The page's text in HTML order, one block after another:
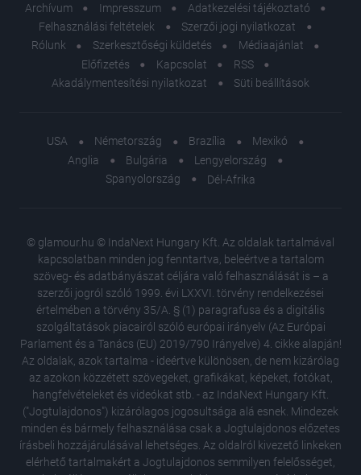
Archívum Impresszum
Adatkezelési tájékoztató
Felhasználási feltételek
Szerzői jogi nyilatkozat
Rólunk
Szerkesztőségi küldetés
Médiaajánlat
Előfizetés
Kapcsolat
RSS
Akadálymentesítési nyilatkozat
Süti beállítások
USA Németország Brazília
Mexikó
Anglia
Bulgária
Lengyelország
Spanyolország
Dél-Afrika
© glamour.hu © IndaNext Hungary Kft. Az oldalak tartalmával
kapcsolatban minden jog fenntartva, beleértve a tartalom
szöveg- és adatbányászat céljára való felhasználását is – a
szerzői jogról szóló 1999. évi LXXVI. törvény rendelkezései
értelmében a törvény 35/A. § (1) paragrafusa és a digitális
szolgáltatások piacairól szóló európai irányelv (Az Európai
Parlament és a Tanács (EU) 2019/790 Irányelve) 4. cikke alapján!
Az oldalak, azok tartalma - ideértve különösen, de nem kizárólag
az azokon közzétett szövegeket, grafikákat, képeket, fotókat,
hangfelvételeket és videókat stb. - az IndaNext Hungary Kft.
("Jogtulajdonos") kizárólagos jogosultsága alá esnek. Mindezek
minden és bármely felhasználása csak a Jogtulajdonos előzetes
írásbeli hozzájárulásával lehetséges. Az oldalról kivezető linkeken
elérhető tartalmakért a Jogtulajdonos semmilyen felelősséget,